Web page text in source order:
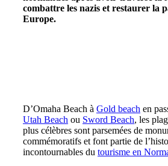
combattre les nazis et restaurer la
Europe.
D’Omaha Beach à Gold beach en
Utah Beach ou Sword Beach, les
plus célèbres sont parsemées de
commémoratifs et font partie de
incontournables du tourisme en